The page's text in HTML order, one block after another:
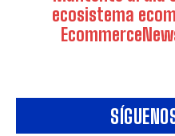
ecosistema